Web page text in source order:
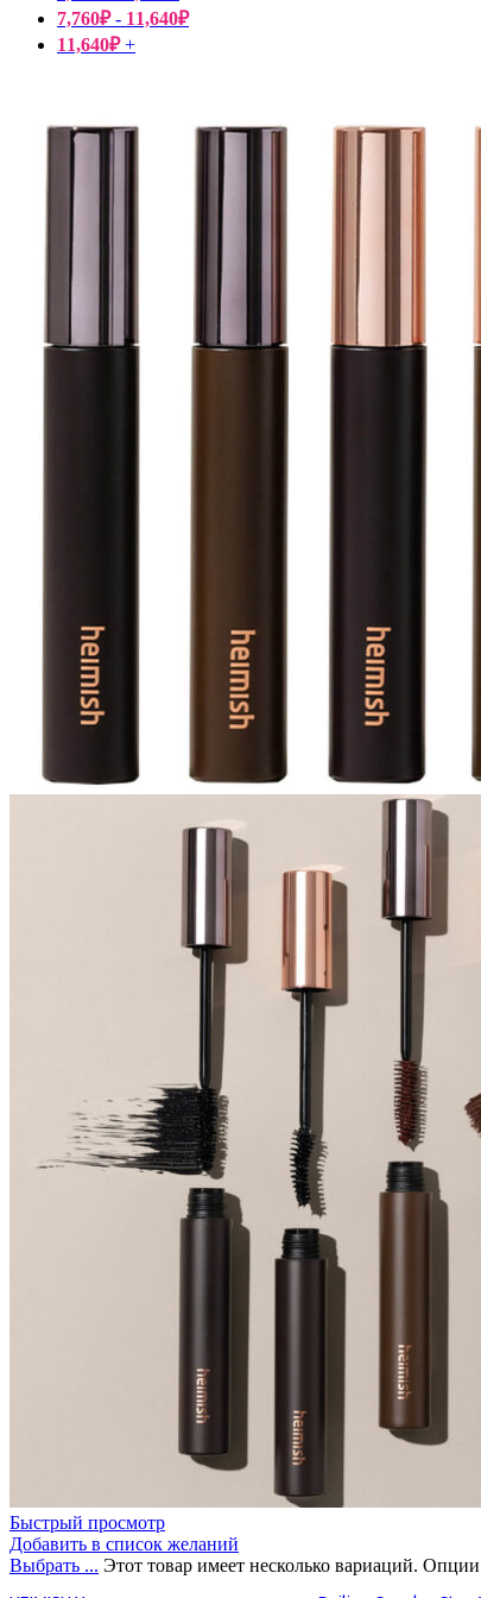
Пищевые добавки
Бытовая химия
7,760₽- 11,640₽
11,640₽+
Быстрый просмотр
Добавить в список желаний
Выбрать ... Этот товар имеет несколько вариаций.